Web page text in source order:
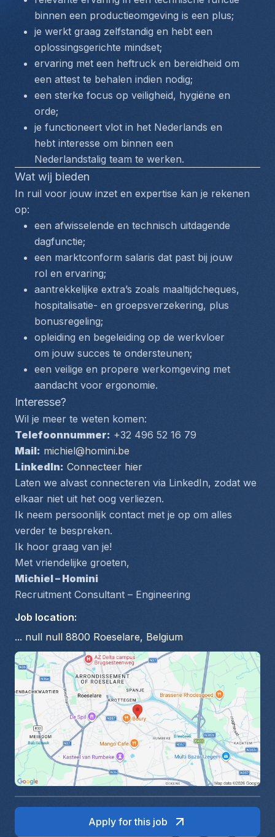
binnen een productieomgeving is een plus;
je werkt graag zelfstandig en hebt een
oplossingsgerichte mindset;
ervaring met een heftruck en bereidheid om
een attest te behalen indien nodig;
een sterke focus op veiligheid, hygiëne en
orde;
je functioneert vlot in het Nederlands en
hebt interesse om binnen een
Nederlandstalig team te werken.
Wat wij bieden
In ruil voor jouw inzet en expertise kan je rekenen
op:
een afwisselende en technisch uitdagende
dagfunctie;
een marktconform salaris dat past bij jouw
rol en ervaring;
aantrekkelijke extra’s zoals maaltijdcheques,
hospitalisatie- en groepsverzekering, plus
bonusregeling;
opleiding en begeleiding op de werkvloer
om jouw succes te ondersteunen;
een veilige en propere werkomgeving met
aandacht voor ergonomie.
Interesse?
Wil je meer te weten komen:
Telefoonnummer: +32 496 52 16 79
Mail: michiel@homini.be
LinkedIn: Connecteer hier
Laten we alvast connecteren via LinkedIn, zodat we
elkaar niet uit het oog verliezen.
Ik neem persoonlijk contact met je op om alles
verder te bespreken.
Ik hoor graag van je!
Met vriendelijke groeten,
Michiel – Homini
Recruitment Consultant – Engineering
Job location:
... null null 8800 Roeselare, Belgium
Apply for this job